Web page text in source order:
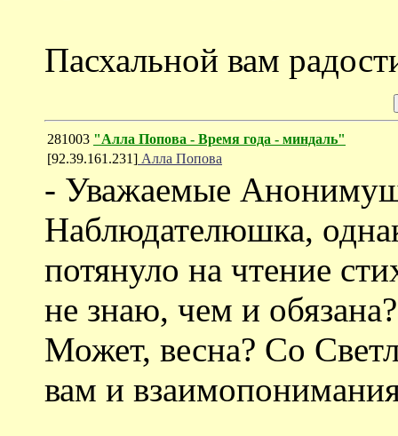
Пасхальной вам
281003 "Алла Попова - Время года - миндаль"
[92.39.161.231] Алла Попова
- Уважаемые
Наблюдателюшка,
потянуло на чтение
не знаю, чем и
Может, весна? Со
вам и